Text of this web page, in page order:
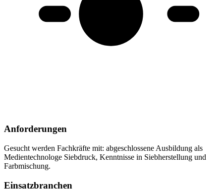
Anforderungen
Gesucht werden Fachkräfte mit: abgeschlossene Ausbildung als
Medientechnologe Siebdruck, Kenntnisse in Siebherstellung und
Farbmischung.
Einsatzbranchen